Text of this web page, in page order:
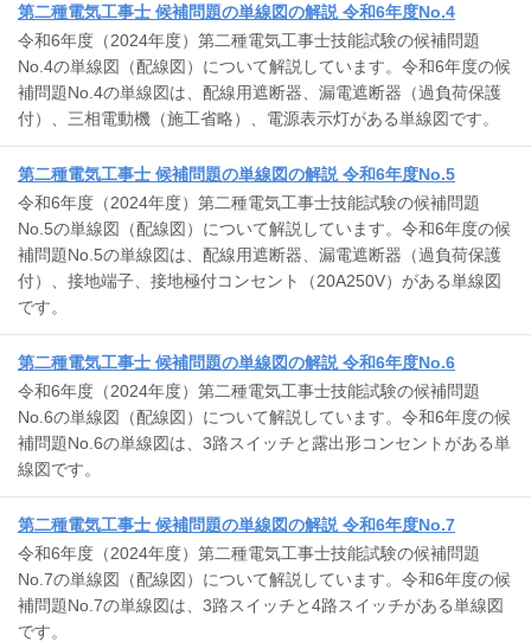
第二種電気工事士 候補問題の単線図の解説 令和6年度No.4
令和6年度（2024年度）第二種電気工事士技能試験の候補問題
No.4の単線図（配線図）について解説しています。令和6年度の候
補問題No.4の単線図は、配線用遮断器、漏電遮断器（過負荷保護
付）、三相電動機（施工省略）、電源表示灯がある単線図です。
第二種電気工事士 候補問題の単線図の解説 令和6年度No.5
令和6年度（2024年度）第二種電気工事士技能試験の候補問題
No.5の単線図（配線図）について解説しています。令和6年度の候
補問題No.5の単線図は、配線用遮断器、漏電遮断器（過負荷保護
付）、接地端子、接地極付コンセント（20A250V）がある単線図
です。
第二種電気工事士 候補問題の単線図の解説 令和6年度No.6
令和6年度（2024年度）第二種電気工事士技能試験の候補問題
No.6の単線図（配線図）について解説しています。令和6年度の候
補問題No.6の単線図は、3路スイッチと露出形コンセントがある単
線図です。
第二種電気工事士 候補問題の単線図の解説 令和6年度No.7
令和6年度（2024年度）第二種電気工事士技能試験の候補問題
No.7の単線図（配線図）について解説しています。令和6年度の候
補問題No.7の単線図は、3路スイッチと4路スイッチがある単線図
です。